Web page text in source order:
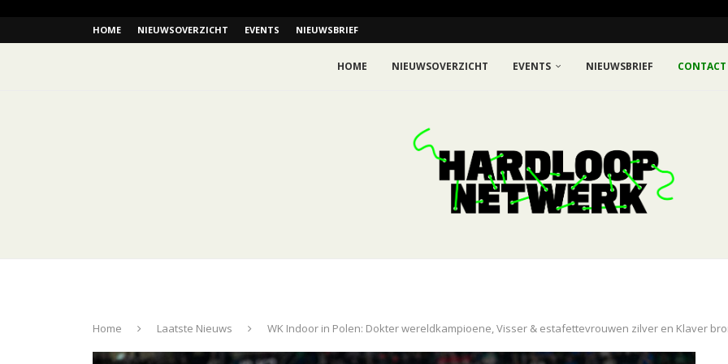
HOME NIEUWSOVERZICHT EVENTS NIEUWSBRIEF
HOME NIEUWSOVERZICHT EVENTS NIEUWSBRIEF CONTACT
Home Laatste Nieuws WK Indoor in Polen: Dokter wereldkampioene, Visser & estafettevrouwen zilver en Klaver